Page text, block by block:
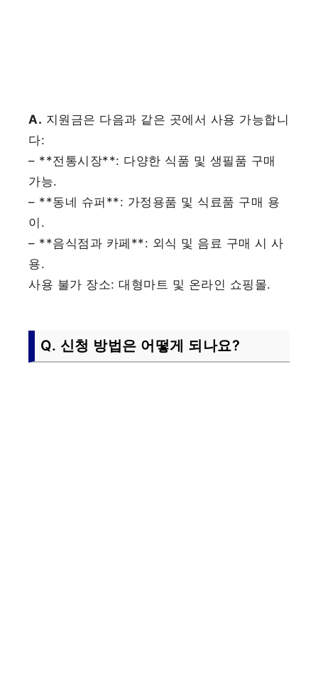
A. 지원금은 다음과 같은 곳에서 사용 가능합니
다:
– **전통시장**: 다양한 식품 및 생필품 구매
가능.
– **동네 슈퍼**: 가정용품 및 식료품 구매 용
이.
– **음식점과 카페**: 외식 및 음료 구매 시 사
용.
사용 불가 장소: 대형마트 및 온라인 쇼핑몰.
Q. 신청 방법은 어떻게 되나요?